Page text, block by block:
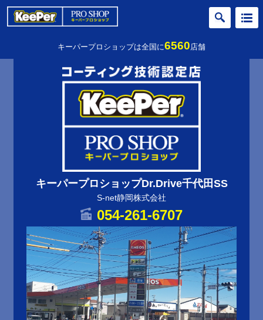
キーパープロショップは全国に6560店舗
キーパープロショップDr.Drive千代田SS
S-net静岡株式会社
054-261-6707